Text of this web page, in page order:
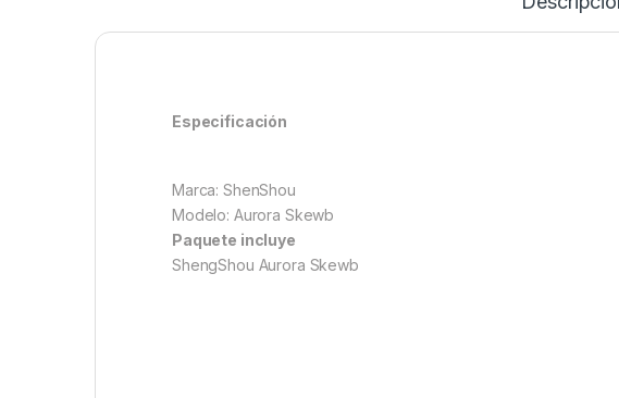
Especificación
Marca: ShenShou
Modelo: Aurora Skewb
Paquete incluye
ShengShou Aurora Skewb